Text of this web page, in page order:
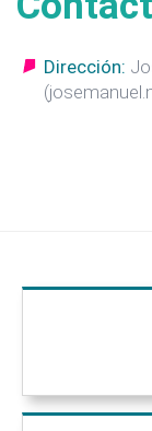
Dirección: